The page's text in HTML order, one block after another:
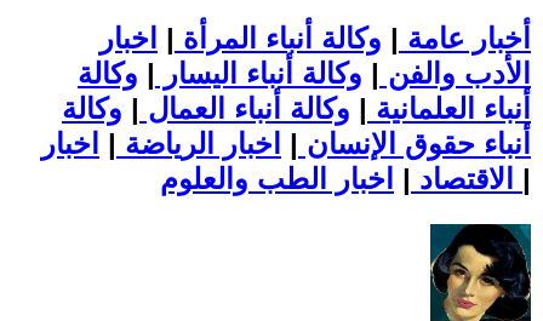
أخبار عامة | وكالة أنباء المرأة | اخبار
الأدب والفن | وكالة أنباء اليسار | وكالة
أنباء العلمانية | وكالة أنباء العمال | وكالة
أنباء حقوق الإنسان | اخبار الرياضة | اخبار
الاقتصاد | |